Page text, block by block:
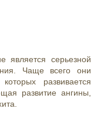
серьезной
Чаще всего они
развивается
развитие ангины,